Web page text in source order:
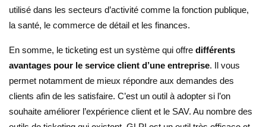
utilisé dans les secteurs d’activité comme la fonction publique,
la santé, le commerce de détail et les finances.
En somme, le ticketing est un système qui offre différents
avantages pour le service client d’une entreprise. Il vous
permet notamment de mieux répondre aux demandes des
clients afin de les satisfaire. C’est un outil à adopter si l’on
souhaite améliorer l’expérience client et le SAV. Au nombre des